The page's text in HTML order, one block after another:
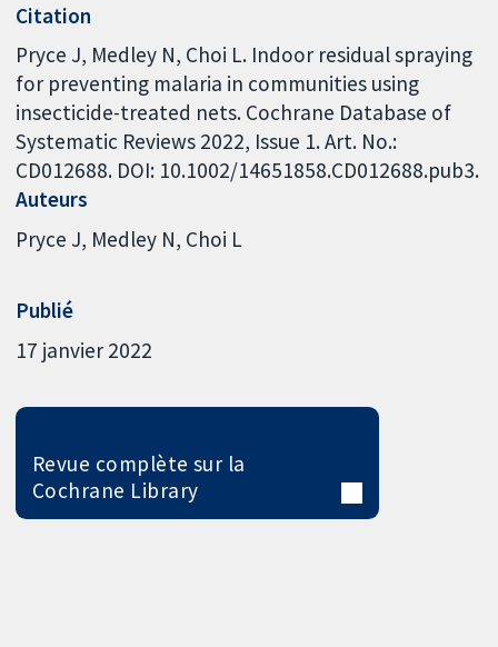
Citation
Pryce J, Medley N, Choi L. Indoor residual spraying
for preventing malaria in communities using
insecticide-treated nets. Cochrane Database of
Systematic Reviews 2022, Issue 1. Art. No.:
CD012688. DOI: 10.1002/14651858.CD012688.pub3.
Auteurs
Pryce J Medley N Choi L
Publié
17 janvier 2022
Revue complète sur la
Cochrane Library